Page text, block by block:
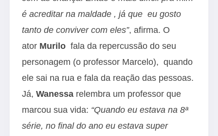
é acreditar na maldade , já que eu gosto
tanto de conviver com eles”, afirma. O
ator Murilo fala da repercussão do seu
personagem (o professor Marcelo), quando
ele sai na rua e fala da reação das pessoas.
Já, Wanessa relembra um professor que
marcou sua vida: “Quando eu estava na 8ª
série, no final do ano eu estava super